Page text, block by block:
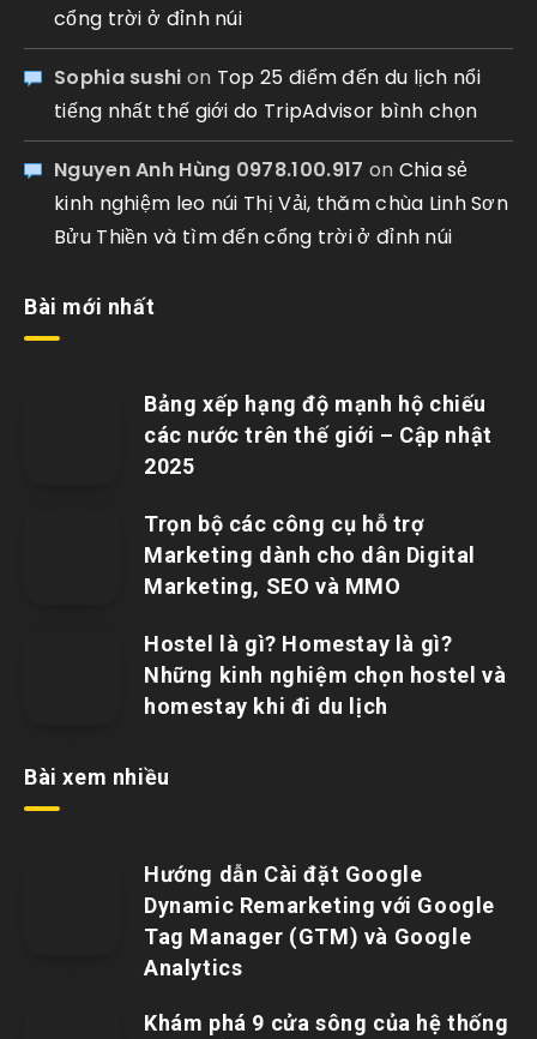
cổng trời ở đỉnh núi
Sophia sushi on Top 25 điểm đến du lịch nổi
tiếng nhất thế giới do TripAdvisor bình chọn
Nguyen Anh Hùng 0978.100.917 on Chia sẻ
kinh nghiệm leo núi Thị Vải, thăm chùa Linh Sơn
Bửu Thiền và tìm đến cổng trời ở đỉnh núi
Bài mới nhất
Bảng xếp hạng độ mạnh hộ chiếu
các nước trên thế giới – Cập nhật
2025
Trọn bộ các công cụ hỗ trợ
Marketing dành cho dân Digital
Marketing, SEO và MMO
Hostel là gì? Homestay là gì?
Những kinh nghiệm chọn hostel và
homestay khi đi du lịch
Bài xem nhiều
Hướng dẫn Cài đặt Google
Dynamic Remarketing với Google
Tag Manager (GTM) và Google
Analytics
Khám phá 9 cửa sông của hệ thống